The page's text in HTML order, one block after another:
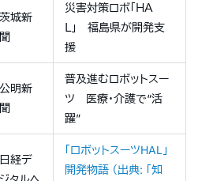
茨城新
聞
災害対策ロボ「ＨＡ
Ｌ」 福島県が開発支
援
公明新
聞
普及進むロボットスー
ツ 医療・介護で“活
躍”
日経デ
「ロボットスーツHAL」
開発物語 （出典: 「知